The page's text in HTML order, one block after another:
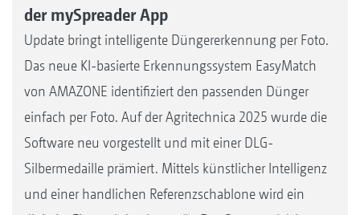
der mySpreader App
Update bringt intelligente Düngererkennung per Foto.
Das neue KI-basierte Erkennungssystem EasyMatch
von AMAZONE identifiziert den passenden Dünger
einfach per Foto. Auf der Agritechnica 2025 wurde die
Software neu vorgestellt und mit einer DLG-
Silbermedaille prämiert. Mittels künstlicher Intelligenz
und einer handlichen Referenzschablone wird ein